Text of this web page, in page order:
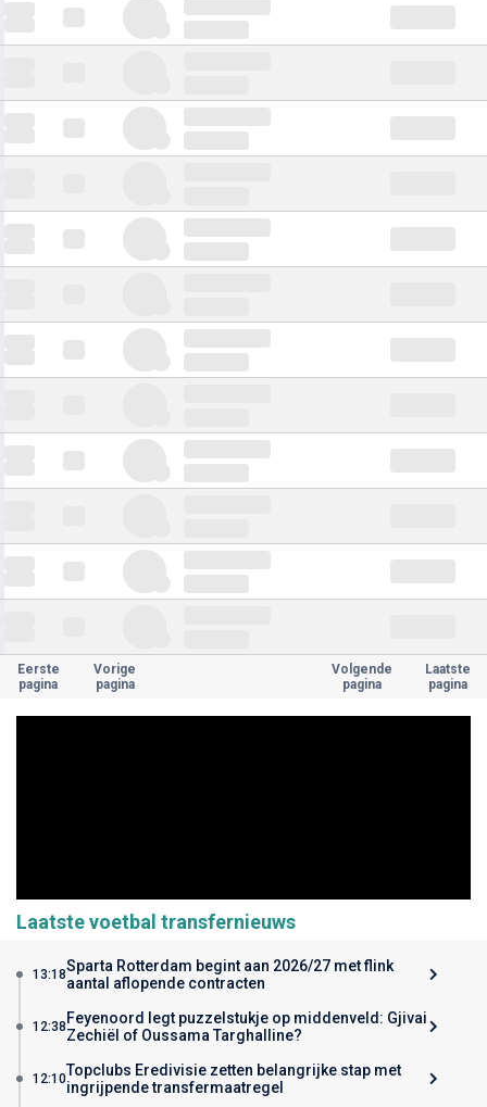
Eerste
pagina
Vorige
pagina
Volgende
pagina
Laatste
pagina
Laatste voetbal transfernieuws
13:18Sparta Rotterdam begint aan 2026/27 met flink
aantal aflopende contracten
12:38 Feyenoord legt puzzelstukje op middenveld: Gjivai
Zechiël of Oussama Targhalline?
12:10Topclubs Eredivisie zetten belangrijke stap met
ingrijpende transfermaatregel